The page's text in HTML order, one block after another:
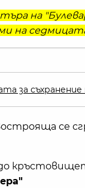
на
на
за съхранение
се